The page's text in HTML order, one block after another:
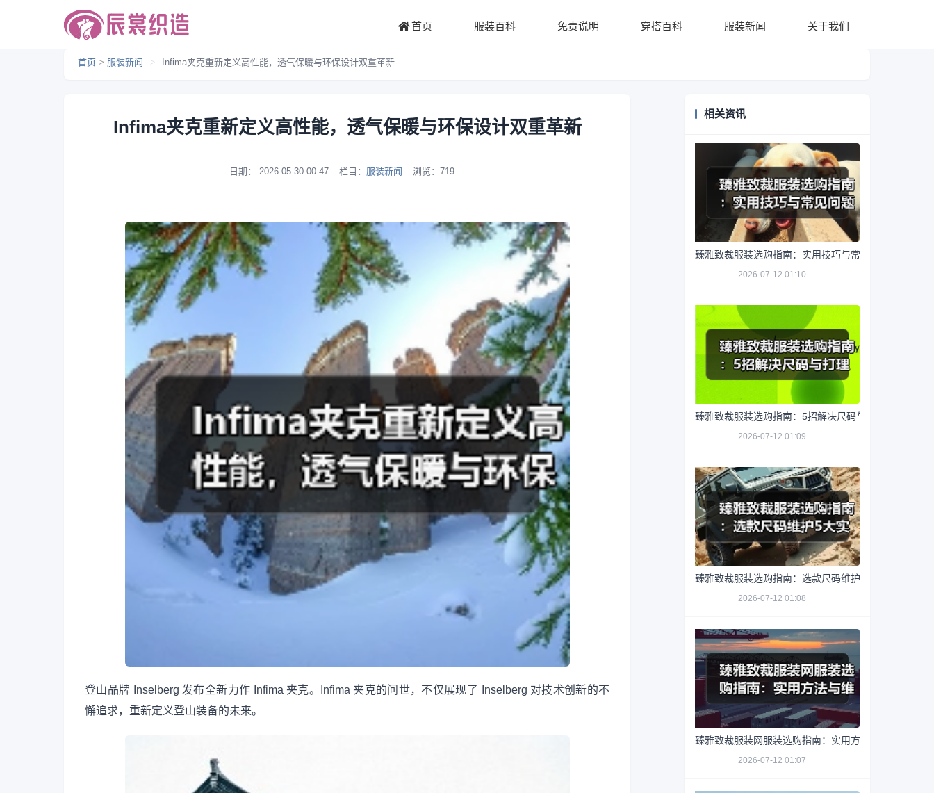
首页 服装百科 免责说明 穿搭百科 服装新闻 关于我们
首页 > 服装新闻 > Infima夹克重新定义高性能，透气保暖与环保设计双重革新
Infima夹克重新定义高性能，透气保暖与环保设计双重革新
日期： 2026-05-30 00:47 栏目： 服装新闻 浏览： 719
登山品牌 Inselberg 发布全新力作 Infima 夹克。Infima 夹克的问世，不仅展现了 Inselberg 对技术创新的不
懈追求，重新定义登山装备的未来。
相关资讯
臻雅致裁服装选购指南：实用技巧与常见问题解析
2026-07-12 01:10
臻雅致裁服装选购指南：5招解决尺码与打理难题
2026-07-12 01:09
臻雅致裁服装选购指南：选款尺码维护5大实用方法
2026-07-12 01:08
臻雅致裁服装网服装选购指南：实用方法与维护技巧
2026-07-12 01:07